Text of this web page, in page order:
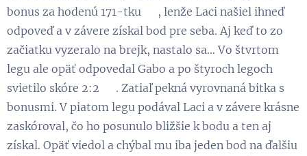
bonus za hodenú 171-tku 😉, lenže Laci našiel ihneď
odpoveď a v závere získal bod pre seba. Aj keď to zo
začiatku vyzeralo na brejk, nastalo sa… Vo štvrtom
legu ale opäť odpovedal Gabo a po štyroch legoch
svietilo skóre 2:2 😃. Zatiaľ pekná vyrovnaná bitka s
bonusmi. V piatom legu podával Laci a v závere krásne
zaskóroval, čo ho posunulo bližšie k bodu a ten aj
získal. Opäť viedol a chýbal mu iba jeden bod na ďalšiu